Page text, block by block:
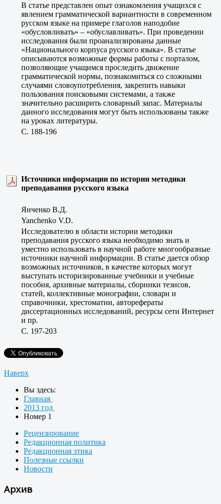
В статье представлен опыт ознакомления учащихся с
явлением грамматической вариантности в современном
русском языке на примере глаголов наподобие
«обусловливать» – «обуславливать». При проведении
исследования были проанализированы данные
«Национального корпуса русского языка». В статье
описываются возможные формы работы с порталом,
позволяющие учащимся проследить движение
грамматической нормы, познакомиться со сложными
случаями словоупотребления, закрепить навыки
пользования поисковыми системами, а также
значительно расширить словарный запас. Материалы
данного исследования могут быть использованы также
на уроках литературы.
C. 188-196
Источники информации по истории методики
преподавания русского языка
Янченко В.Д.
Yanchenko V.D.
Исследователю в области истории методики
преподавания русского языка необходимо знать и
уместно использовать в научной работе многообразные
источники научной информации. В статье дается обзор
возможных источников, в качестве которых могут
выступать историзированные учебники и учебные
пособия, архивные материалы, сборники тезисов,
статей, коллективные монографии, словари и
справочники, хрестоматии, авторефераты
диссертационных исследований, ресурсы сети Интернет
и пр.
C. 197-203
Наверх
Вы здесь:
Главная
2013 год
Номер 1
Рецензирование
Редакционная политика
Редакционная этика
Полезные ссылки
Новости
Архив